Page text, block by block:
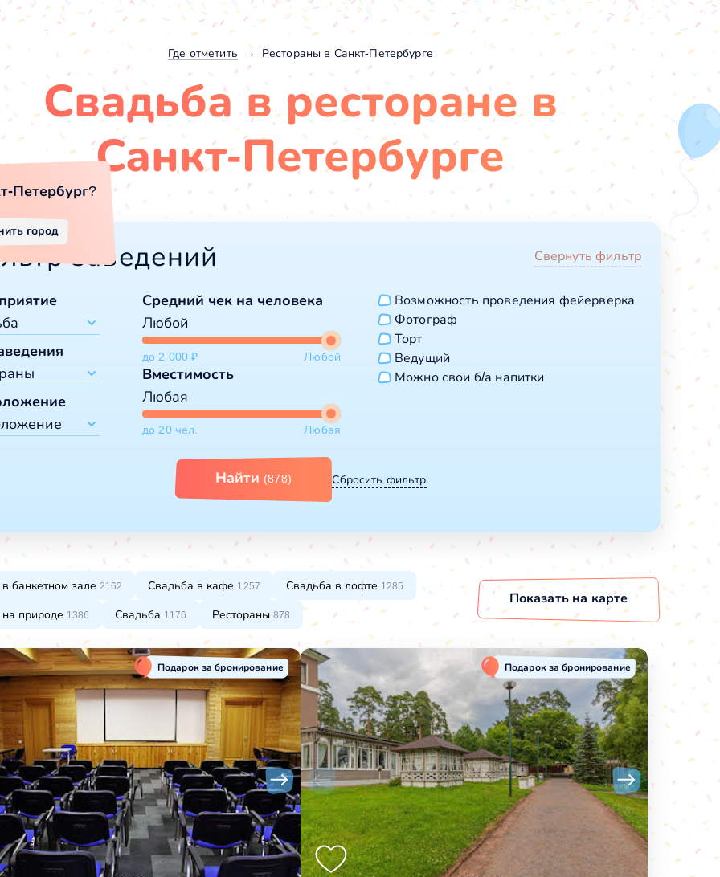
Где отметить Рестораны в Санкт-Петербурге
Свадьба в ресторане в
Санкт-Петербурге
заведений Свернуть фильтр
год
рождения
Средний чек на человека
Любой
до 2 000 ₽ Любой
Вместимость
Любая
до 20 чел. Любая
Возможность проведения фейерверка
Фотограф
Торт
Ведущий
Можно свои б/а напитки
Найти (878) Сбросить фильтр
банкетном зале 2162 Свадьба в кафе 1257 Свадьба в лофте 1285
природе 1386 Свадьба 1176 Рестораны 878
Показатьна карте
Подарок за бронирование Подарок за бронирование
Петербург?
город